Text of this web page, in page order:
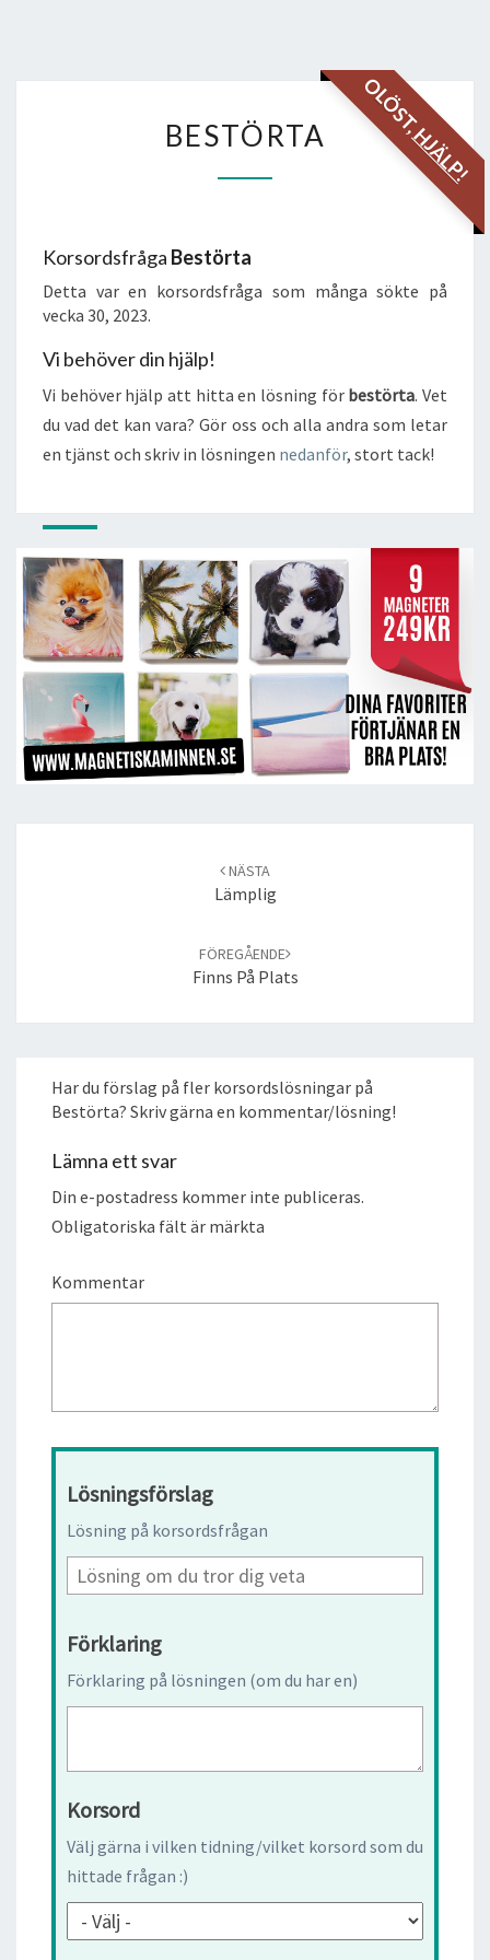
OLÖST,
HJÄLP!
BESTÖRTA
Korsordsfråga Bestörta
Detta var en korsordsfråga som många sökte på
vecka 30, 2023.
Vi behöver din hjälp!
Vi behöver hjälp att hitta en lösning för bestörta. Vet
du vad det kan vara? Gör oss och alla andra som letar
en tjänst och skriv in lösningen nedanför, stort tack!
NÄSTA
Lämplig
FÖREGÅENDE
Finns På Plats
Har du förslag på fler korsordslösningar på
Bestörta? Skriv gärna en kommentar/lösning!
Lämna ett svar
Din e-postadress kommer inte publiceras.
Obligatoriska fält är märkta
Kommentar
Lösningsförslag
Lösning på korsordsfrågan
Förklaring
Förklaring på lösningen (om du har en)
Korsord
Välj gärna i vilken tidning/vilket korsord som du
hittade frågan :)